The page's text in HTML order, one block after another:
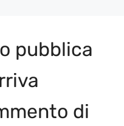
pubblica
di